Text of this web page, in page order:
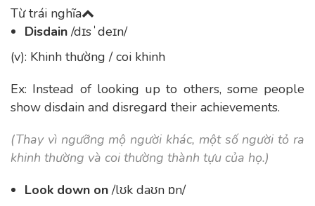
Từ trái nghĩa
Disdain/dɪsˈdeɪn/
(v): Khinh thường / coi khinh
Ex: Instead of looking up to others, some people
show disdain and disregard their achievements.
(Thay vì ngưỡng mộ người khác, một số người tỏ ra
khinh thường và coi thường thành tựu của họ.)
Look down on/lʊk daʊn ɒn/